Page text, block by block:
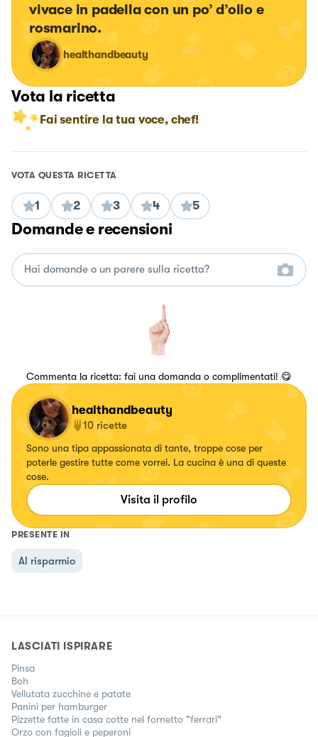
vivace in padella con un po’ d’olio e
rosmarino.
healthandbeauty
Vota la ricetta
Fai sentire la tua voce, chef!
VOTA QUESTA RICETTA
1 2 3 4 5
Domande e recensioni
Commenta la ricetta: fai una domanda o complimentati! 😋
healthandbeauty
10 ricette
Sono una tipa appassionata di tante, troppe cose per
poterle gestire tutte come vorrei. La cucina è una di queste
cose.
Visita il profilo
PRESENTE IN
Al risparmio
LASCIATI ISPIRARE
Pinsa
Boh
Vellutata zucchine e patate
Panini per hamburger
Pizzette fatte in casa cotte nel fornetto "ferrari"
Orzo con fagioli e peperoni